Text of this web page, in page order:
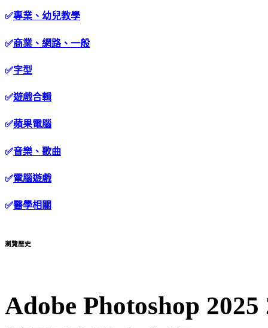
✅專業、幼兒教學
✅商業、網路、一般
✅字型
✅遊戲合輯
✅蘋果電腦
✅音樂、歌曲
✅電腦遊戲
✅醫學相關
瀏覽歷史
Adobe Photoshop